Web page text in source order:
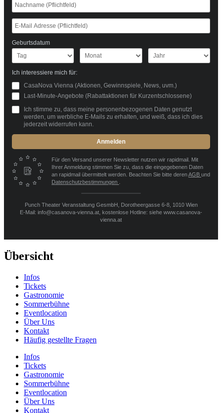
Geburtsdatum
Ich interessiere mich für:
CasaNova Vienna (Aktionen, Gewinnspiele, News, uvm.)
Last-Minute-Angebote (Rabattaktionen für Kurzentschlossene)
Ich stimme zu, dass meine personenbezogenen Daten genutzt
werden, um werbliche E-Mails zu erhalten, und weiß, dass ich dies
jederzeit widerrufen kann.
Anmelden
Für den Versand unserer Newsletter nutzen wir rapidmail. Mit
Ihrer Anmeldung stimmen Sie zu, dass die eingegebenen Daten
an rapidmail übermittelt werden. Beachten Sie bitte derenAGB und
Datenschutzbestimmungen
Punch Theater Veranstaltung GesmbH, Dorotheergasse 6-8, 1010 Wien
E-Mail: info@casanova-vienna.at, kostenlose Hotline: siehe www.casanova-
vienna.at
Übersicht
Infos
Tickets
Gastronomie
Sommerbühne
Eventlocation
Über Uns
Kontakt
Häufig gestellte Fragen
Infos
Tickets
Gastronomie
Sommerbühne
Eventlocation
Über Uns
Kontakt